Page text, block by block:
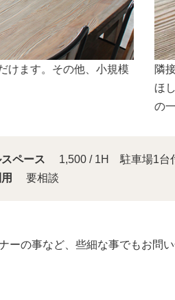
ルドリンクや氷（なな
。会議やセミナーなど
会
ペース
1,500 / 1H 駐車場1台
要相談
ーの事など、些細な事でもお問い